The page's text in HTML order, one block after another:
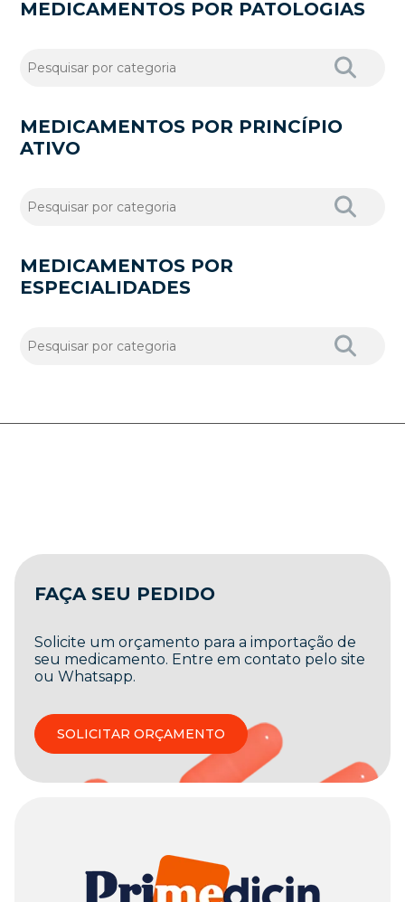
MEDICAMENTOS POR PATOLOGIAS
MEDICAMENTOS POR PRINCÍPIO
ATIVO
MEDICAMENTOS POR
ESPECIALIDADES
FAÇA SEU PEDIDO
Solicite um orçamento para a importação de
seu medicamento. Entre em contato pelo site
ou Whatsapp.
SOLICITAR ORÇAMENTO